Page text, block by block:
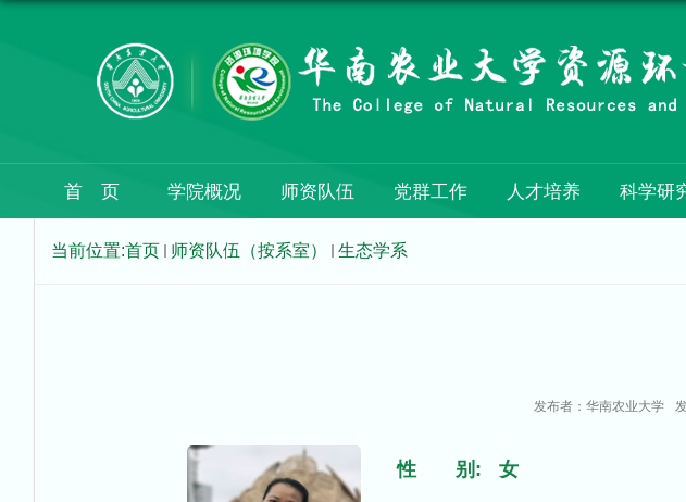
首 页 学院概况 师资队伍 党群工作 人才培养 科学研
当前位置:首页 师资队伍（按系室） 生态学系
发布者：华南农业大学
性 别: 女